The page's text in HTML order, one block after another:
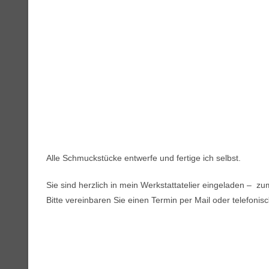
Alle Schmuckstücke entwerfe und fertige ich selbst.
Sie sind herzlich in mein Werkstattatelier eingeladen –
Bitte vereinbaren Sie einen Termin per Mail oder